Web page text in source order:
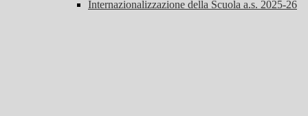
Internazionalizzazione della Scuola a.s. 2025-26